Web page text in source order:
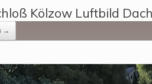
Kölzow Luftbild
→